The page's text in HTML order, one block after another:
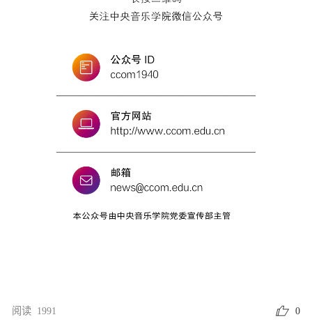
阅读 1991 0